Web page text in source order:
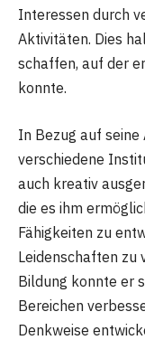
Interessen durch
Aktivitäten. Dies
schaffen, auf der
konnte.
In Bezug auf
verschiedene
auch kreativ
die es ihm
Fähigkeiten zu
Leidenschaften zu
Bildung konnte er
Bereichen
Denkweise